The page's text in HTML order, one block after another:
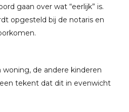
gaan over wat “eerlijk” is.
opgesteld bij de notaris en
woning, de andere kinderen
tekent dat dit in evenwicht